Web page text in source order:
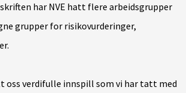
har NVE hatt flere arbeidsgrupper
grupper for risikovurderinger,
oss verdifulle innspill som vi har tatt med